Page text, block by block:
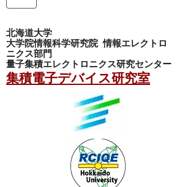
北海道大学
大学院情報科学研究院情報エレクトロ
ニクス部門
量子集積エレクトロニクス研究センター
集積電子デバイス研究室